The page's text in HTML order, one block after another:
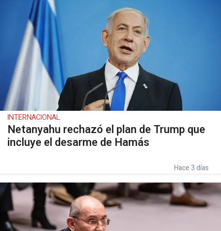
INTERNACIONAL
Netanyahu rechazó el plan de Trump que
incluye el desarme de Hamás
Hace 3 días